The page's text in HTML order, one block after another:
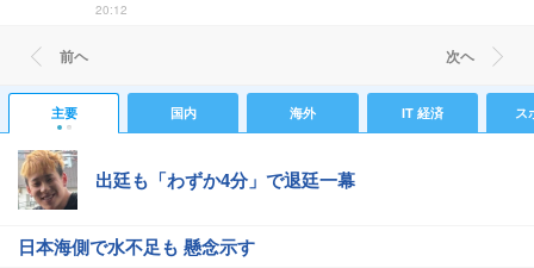
20:12
前ヘ 次ヘ
主要 国内 海外 IT 経済 ス
出廷も「わずか4分」で退廷一幕
日本海側で水不足も 懸念示す